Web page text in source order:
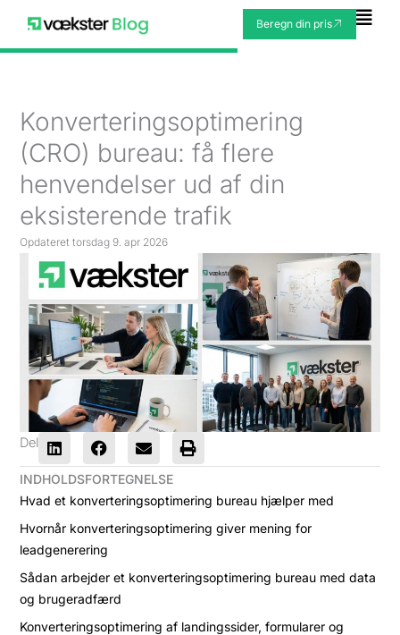
indholdet
Beregn din pris
Konverteringsoptimering
(CRO) bureau: få flere
henvendelser ud af din
eksisterende trafik
Opdateret torsdag 9. apr 2026
Del
INDHOLDSFORTEGNELSE
Hvad et konverteringsoptimering bureau hjælper med
Hvornår konverteringsoptimering giver mening for
leadgenerering
Sådan arbejder et konverteringsoptimering bureau med data
og brugeradfærd
Konverteringsoptimering af landingssider, formularer og